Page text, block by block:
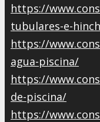
https://
tubulares-e-
https://
agua-piscina/
https://
de-piscina/
https://